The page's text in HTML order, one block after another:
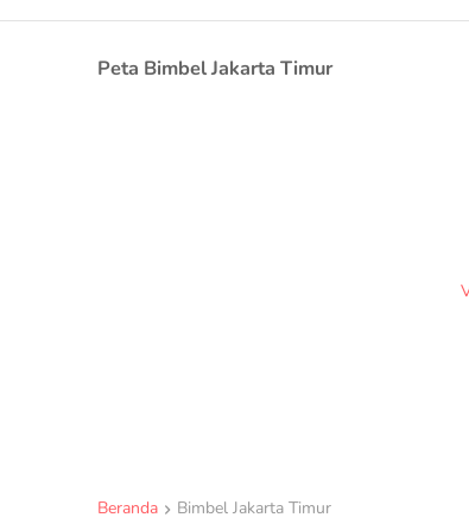
Peta Bimbel Jakarta Timur
Beranda Bimbel Jakarta Timur